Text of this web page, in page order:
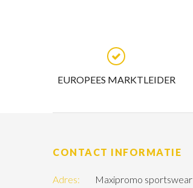
EUROPEES MARKTLEIDER
CONTACT INFORMATIE
Adres:
Maxipromo sportswear